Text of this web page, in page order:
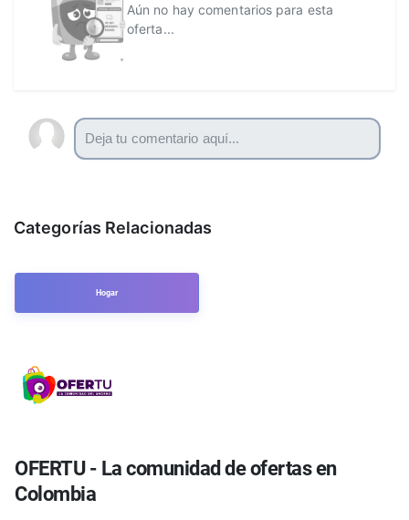
Aún no hay comentarios para esta
oferta...
Categorías Relacionadas
Hogar
OFERTU - La comunidad de ofertas en
Colombia